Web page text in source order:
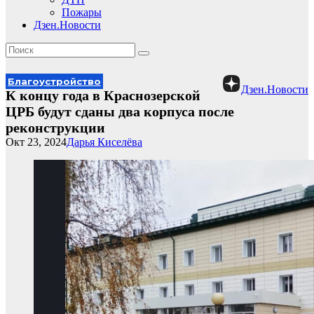
Пожары
Дзен.Новости
Дзен.Новости
Благоустройство
К концу года в Краснозерской
ЦРБ будут сданы два корпуса после
реконструкции
Дарья Киселёва
Окт 23, 2024